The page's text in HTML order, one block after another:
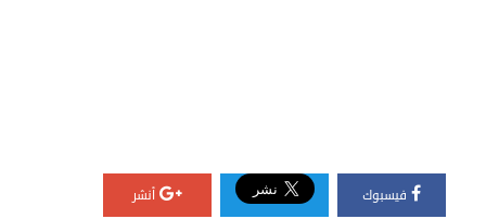
فيسبوك أنشر